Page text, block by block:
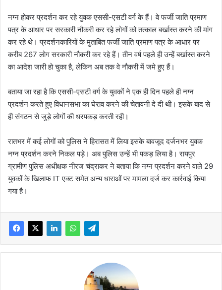
नग्‍न होकर प्रदर्शन कर रहे युवक एससी-एसटी वर्ग के हैं। वे फर्जी जाति प्रमाण
पत्र के आधार पर सरकारी नौकरी कर रहे लोगों को तत्‍काल बर्खास्त करने की मांग
कर रहे थे। प्रदर्शनकारियों के मुताबित फर्जी जाति प्रमाण पत्र के आधार पर
करीब 267 लोग सरकारी नौकरी कर रहे हैं। तीन वर्ष पहले ही उन्‍हें बर्खास्‍त करने
का आदेश जारी हो चुका है, लेकिन अब तक वे नौकरी में जमे हुए हैं।
बताया जा रहा है कि एससी-एसटी वर्ग के युवकों ने एक ही दिन पहले ही नग्‍न
प्रदर्शन करते हुए विधानसभा का घेराव करने की चेतावनी दे दी थी। इसके बाद से
ही संगठन से जुड़े लोगों की धरपकड़ करती रही।
रातभर में कई लोगों को पुलिस ने हिरासत में लिया इसके बावजूद दर्जनभर युवक
नग्‍न प्रदर्शन करने निकल पड़े। अब पुलिस उन्‍हें भी पकड़ लिया है। रायपुर
ग्रामीण पुलिस अधीक्षक नीरज चंद्राकर ने बताया कि नग्‍न प्रदर्शन करने वाले 29
युवकों के खिलाफ IT एक्ट समेत अन्य धाराओं पर मामला दर्ज कर कार्रवाई किया
गया है।